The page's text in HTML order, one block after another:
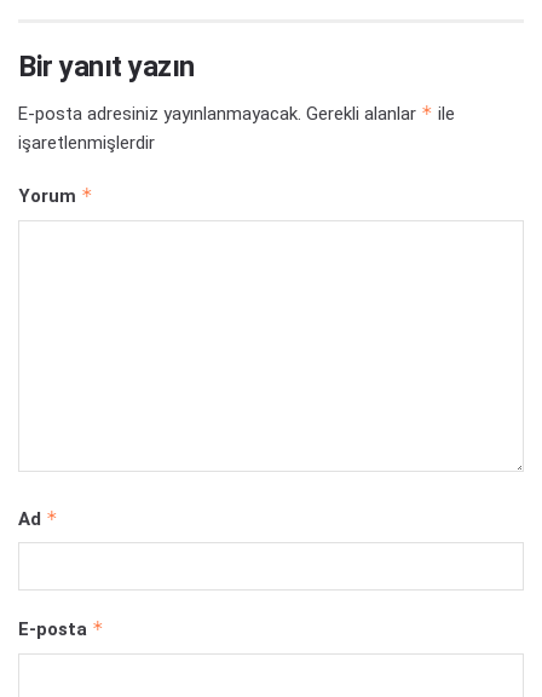
Bir yanıt yazın
E-posta adresiniz yayınlanmayacak. Gerekli alanlar * ile
işaretlenmişlerdir
Yorum *
Ad *
E-posta *